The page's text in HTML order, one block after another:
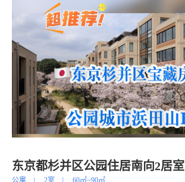
东京都杉并区公园住居南向2居室
公寓 2室 60㎡~90㎡